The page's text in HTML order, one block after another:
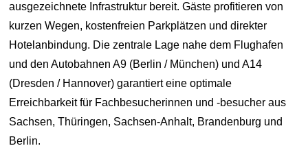
ausgezeichnete Infrastruktur bereit. Gäste profitieren von
kurzen Wegen, kostenfreien Parkplätzen und direkter
Hotelanbindung. Die zentrale Lage nahe dem Flughafen
und den Autobahnen A9 (Berlin / München) und A14
(Dresden / Hannover) garantiert eine optimale
Erreichbarkeit für Fachbesucherinnen und -besucher aus
Sachsen, Thüringen, Sachsen-Anhalt, Brandenburg und
Berlin.